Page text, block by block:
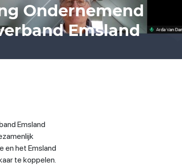
Ondernemend
Emsland
Emsland
en het Emsland
te koppelen.